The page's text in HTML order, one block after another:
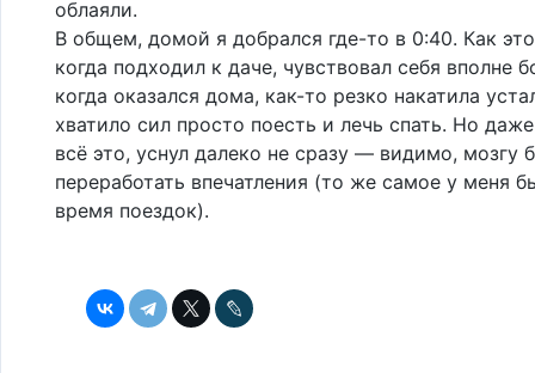
облаяли.
В общем, домой я добрался где-то в 0:40. Как
когда подходил к даче, чувствовал себя вполне
когда оказался дома, как-то резко накатила
хватило сил просто поесть и лечь спать. Но
всё это, уснул далеко не сразу — видимо, мозгу
переработать впечатления (то же самое у меня
время поездок).